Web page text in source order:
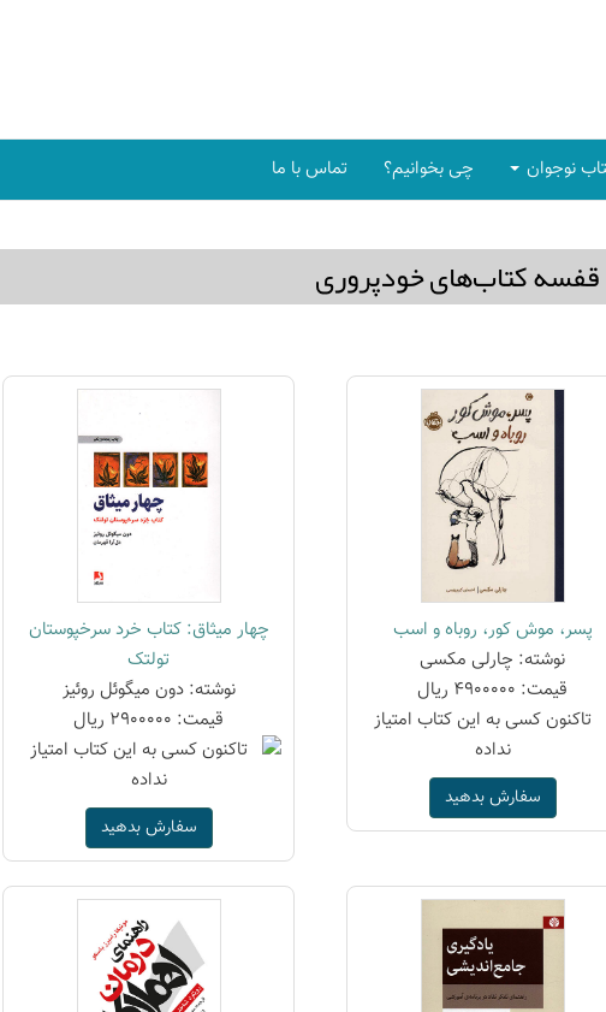
نوجوان چی بخوانیم؟ تماس با ما
قفسه كتاب‌های خودپروری
پسر، موش کور، روباه و اسب
نوشته: چارلی مکسی
قیمت: 4900000 ریال
سفارش بدهید
چهار میثاق: کتاب خرد سرخپوستان
تولتک
نوشته: دون میگوئل روئیز
قیمت: 2900000 ریال
سفارش بدهید